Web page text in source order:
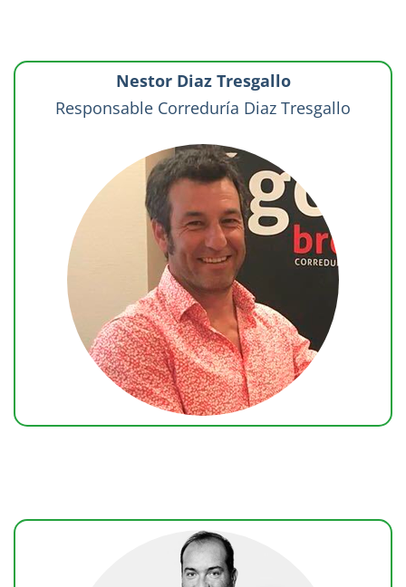
Nestor Diaz Tresgallo
Responsable Correduría Diaz Tresgallo